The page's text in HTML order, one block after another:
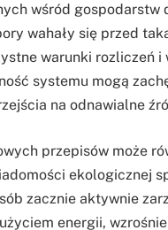
wśród gospodarstw
wahały się przed
warunki rozliczeń i
systemu mogą
na odnawialne
przepisów może
ekologicznej
zacznie aktywnie
energii,